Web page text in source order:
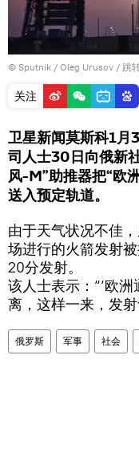
© Sputnik / Oleg Urusov / 跳
关注
卫星新闻莫斯科1月
司人士30日向俄新
风-M”助推器把“欧
送入预定轨道。
由于天气状况不佳
场进行的火箭发射
20分发射。
该人士表示：“‘欧
离，这样一来，发
俄罗斯 军事 社会